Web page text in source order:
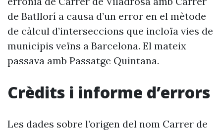
de Batllorí a causa d’un error en el mètode
de càlcul d’interseccions que incloïa vies de
municipis veïns a Barcelona. El mateix
passava amb Passatge Quintana.
Crèdits i informe d’errors
Les dades sobre l’origen del nom Carrer de